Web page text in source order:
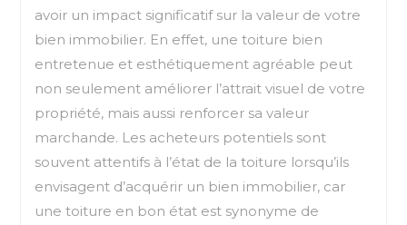
avoir un impact significatif sur la valeur de votre
bien immobilier. En effet, une toiture bien
entretenue et esthétiquement agréable peut
non seulement améliorer l’attrait visuel de votre
propriété, mais aussi renforcer sa valeur
marchande. Les acheteurs potentiels sont
souvent attentifs à l’état de la toiture lorsqu’ils
envisagent d’acquérir un bien immobilier, car
une toiture en bon état est synonyme de